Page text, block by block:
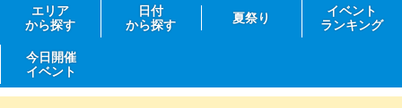
エリア
から探す
日付
から探す
夏祭り
イベント
ランキング
今日開催
イベント